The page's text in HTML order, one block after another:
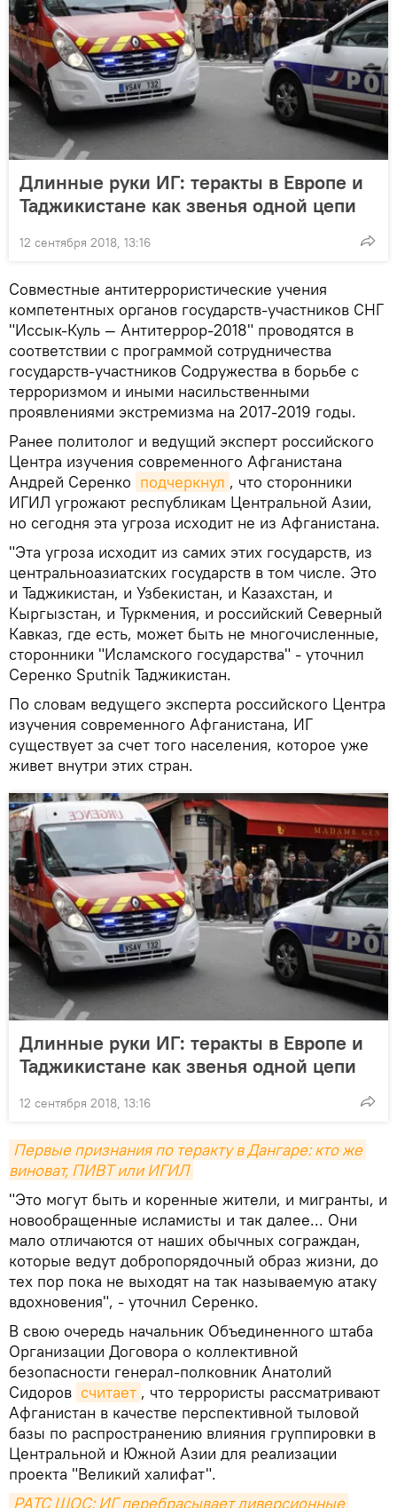
Длинные руки ИГ: теракты в Европе и
Таджикистане как звенья одной цепи
12 сентября 2018, 13:16
Совместные антитеррористические учения
компетентных органов государств-участников СНГ
"Иссык-Куль — Антитеррор-2018" проводятся в
соответствии с программой сотрудничества
государств-участников Содружества в борьбе с
терроризмом и иными насильственными
проявлениями экстремизма на 2017-2019 годы.
Ранее политолог и ведущий эксперт российского
Центра изучения современного Афганистана
Андрей Серенко подчеркнул , что сторонники
ИГИЛ угрожают республикам Центральной Азии,
но сегодня эта угроза исходит не из Афганистана.
"Эта угроза исходит из самих этих государств, из
центральноазиатских государств в том числе. Это
и Таджикистан, и Узбекистан, и Казахстан, и
Кыргызстан, и Туркмения, и российский Северный
Кавказ, где есть, может быть не многочисленные,
сторонники "Исламского государства" - уточнил
Серенко Sputnik Таджикистан.
По словам ведущего эксперта российского Центра
изучения современного Афганистана, ИГ
существует за счет того населения, которое уже
живет внутри этих стран.
Длинные руки ИГ: теракты в Европе и
Таджикистане как звенья одной цепи
12 сентября 2018, 13:16
Первые признания по теракту в Дангаре: кто же
виноват, ПИВТ или ИГИЛ
"Это могут быть и коренные жители, и мигранты, и
новообращенные исламисты и так далее... Они
мало отличаются от наших обычных сограждан,
которые ведут добропорядочный образ жизни, до
тех пор пока не выходят на так называемую атаку
вдохновения", - уточнил Серенко.
В свою очередь начальник Объединенного штаба
Организации Договора о коллективной
безопасности генерал-полковник Анатолий
Сидоров считает , что террористы рассматривают
Афганистан в качестве перспективной тыловой
базы по распространению влияния группировки в
Центральной и Южной Азии для реализации
проекта "Великий халифат".
РАТС ШОС: ИГ перебрасывает диверсионные